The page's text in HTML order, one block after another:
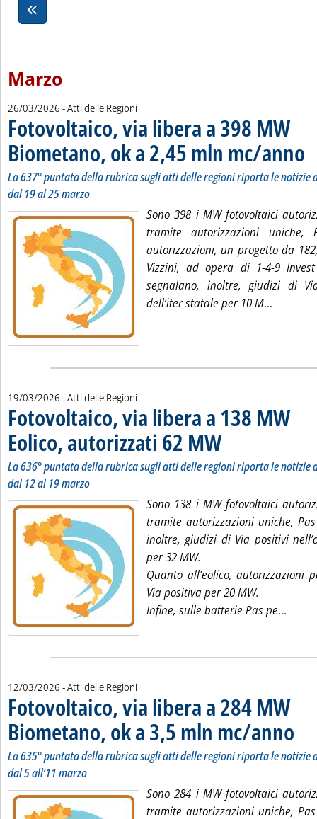
Marzo
26/03/2026 - Atti delle Regioni
Fotovoltaico, via libera a 398 MW
Biometano, ok a 2,45 mln mc/anno
La 637° puntata della rubrica sugli atti delle regioni riporta le
dal 19 al 25 marzo
Sono 398 i MW fotovoltaici
tramite autorizzazioni
autorizzazioni, un progetto da
Vizzini, ad opera di 1-4-9
segnalano, inoltre, giudizi di
dell’iter statale per 10 M...
19/03/2026 - Atti delle Regioni
Fotovoltaico, via libera a 138 MW
Eolico, autorizzati 62 MW. Sottotitolo: La 636°
. Pubblicata giovedì 19
La 636° puntata della rubrica sugli atti delle regioni riporta le
dal 12 al 19 marzo
Sono 138 i MW fotovoltaici
tramite autorizzazioni uniche,
inoltre, giudizi di Via positivi
per 32 MW.
Quanto all’eolico, autorizzazioni
Via positiva per 20 MW.
Infine, sulle batterie Pas pe...
12/03/2026 - Atti delle Regioni
Fotovoltaico, via libera a 284 MW
Biometano, ok a 3,5 mln mc/anno
La 635° puntata della rubrica sugli atti delle regioni riporta le
dal 5 all’11 marzo
Sono 284 i MW fotovoltaici
tramite autorizzazioni uniche,